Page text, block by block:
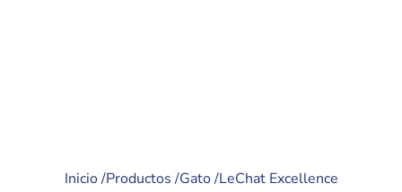
Inicio /Productos /Gato /LeChat Excellence